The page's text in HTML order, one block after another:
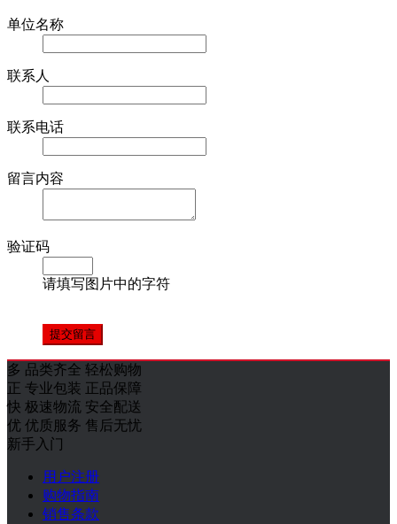
单位名称
联系人
联系电话
留言内容
验证码
请填写图片中的字符
多 品类齐全 轻松购物
正 专业包装 正品保障
快 极速物流 安全配送
优 优质服务 售后无忧
新手入门
用户注册
购物指南
销售条款